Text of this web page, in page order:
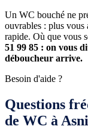
Un WC bouché ne
ouvrables : plus vous
rapide. Où que vous
51 99 85 : on vous
déboucheur arrive.
Besoin d'aide ?
Questions
de WC à